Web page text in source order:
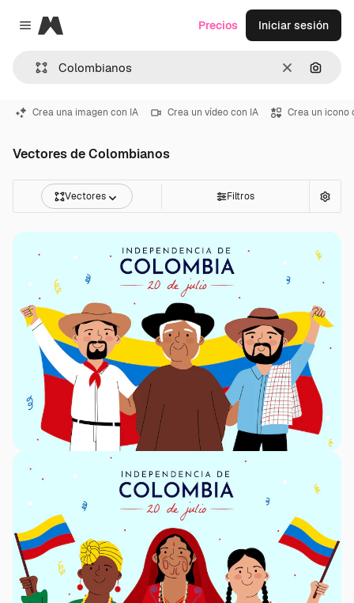
Close menu
Magnific
Borrar
Precios Iniciar sesión
Crea una imagen con IA Crea un vídeo con IA Crea un icono
Vectores de Colombianos
Vectores Filtros